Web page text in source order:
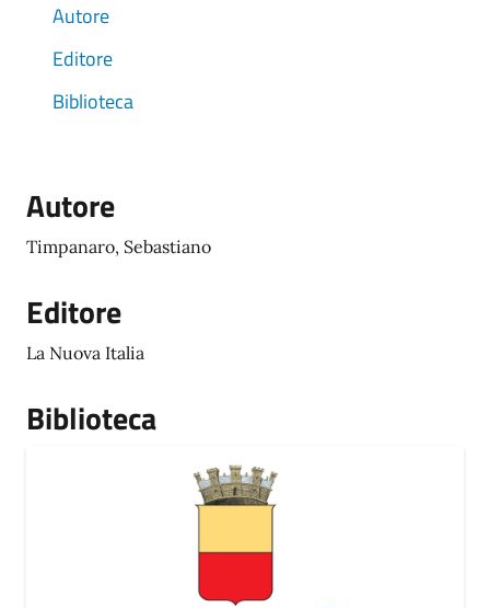
Autore
Editore
Biblioteca
Autore
Timpanaro, Sebastiano
Editore
La Nuova Italia
Biblioteca